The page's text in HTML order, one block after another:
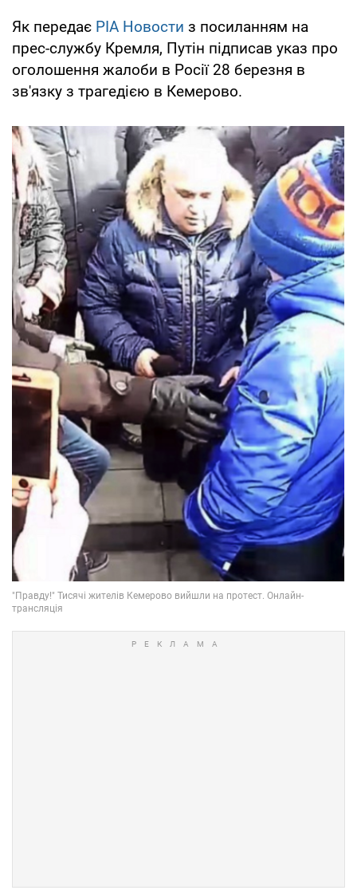
Як передає РІА Новости з посиланням на
прес-службу Кремля, Путін підписав указ про
оголошення жалоби в Росії 28 березня в
зв'язку з трагедією в Кемерово.